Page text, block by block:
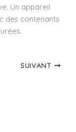
Un appareil
des contenants
SUIVANT